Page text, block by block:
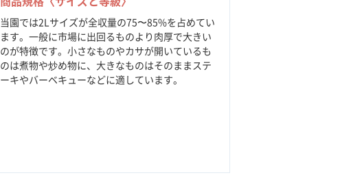
当園では2Lサイズが全収量の75〜85%を占めてい
ます。一般に市場に出回るものより肉厚で大きい
のが特徴です。小さなものやカサが開いているも
のは煮物や炒め物に、大きなものはそのままステ
ーキやバーベキューなどに適しています。